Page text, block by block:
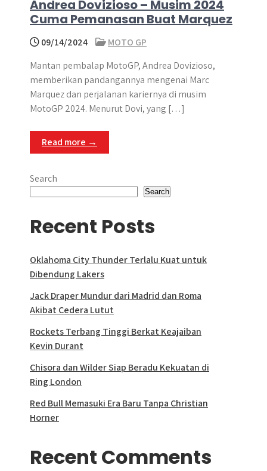
Andrea Dovizioso – Musim 2024
Cuma Pemanasan Buat Marquez
09/14/2024
MOTO GP
Mantan pembalap MotoGP, Andrea Dovizioso,
memberikan pandangannya mengenai Marc
Marquez dan perjalanan kariernya di musim
MotoGP 2024. Menurut Dovi, yang […]
Read more →
Search
Search
Recent Posts
Oklahoma City Thunder Terlalu Kuat untuk
Dibendung Lakers
Jack Draper Mundur dari Madrid dan Roma
Akibat Cedera Lutut
Rockets Terbang Tinggi Berkat Keajaiban
Kevin Durant
Chisora dan Wilder Siap Beradu Kekuatan di
Ring London
Red Bull Memasuki Era Baru Tanpa Christian
Horner
Recent Comments